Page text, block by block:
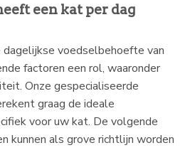
een kat per dag
dagelijkse voedselbehoefte van
factoren een rol, waaronder
Onze gespecialiseerde
graag de ideale
voor uw kat. De volgende
kunnen als grove richtlijn worden